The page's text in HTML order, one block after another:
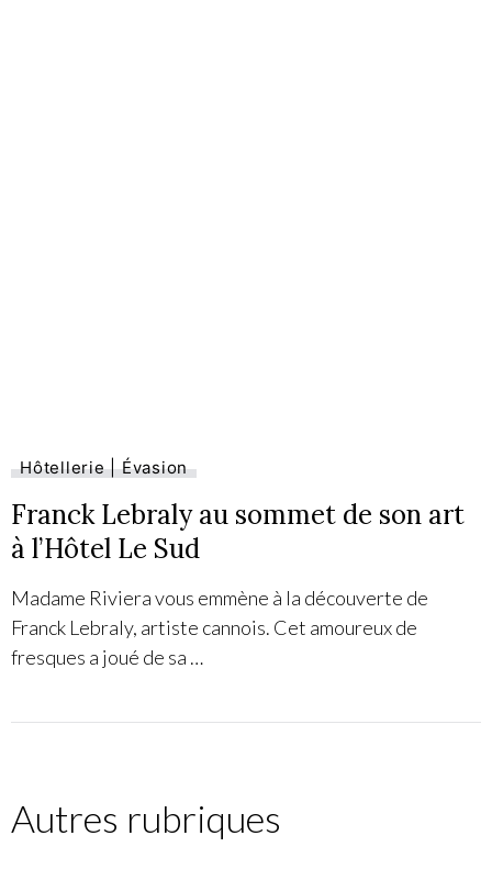
Hôtellerie | Évasion
Franck Lebraly au sommet de son art
à l’Hôtel Le Sud
Madame Riviera vous emmène à la découverte de
Franck Lebraly, artiste cannois. Cet amoureux de
fresques a joué de sa …
Autres rubriques